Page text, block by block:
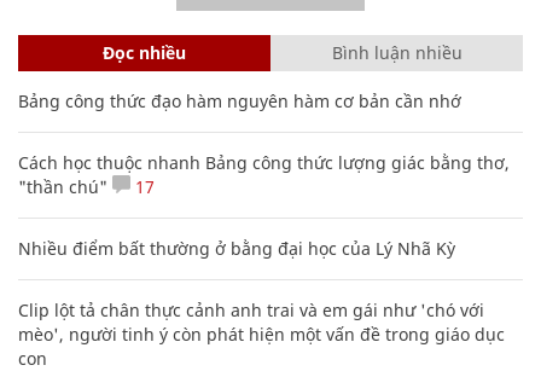
Đọc nhiều Bình luận nhiều
Bảng công thức đạo hàm nguyên hàm cơ bản cần nhớ
Cách học thuộc nhanh Bảng công thức lượng giác bằng thơ,
"thần chú"
17
Nhiều điểm bất thường ở bằng đại học của Lý Nhã Kỳ
Clip lột tả chân thực cảnh anh trai và em gái như 'chó với
mèo', người tinh ý còn phát hiện một vấn đề trong giáo dục
con